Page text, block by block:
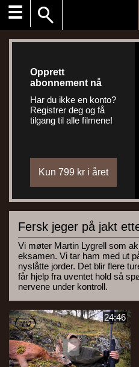
☰
Opprett
abonnement nå
Har du ikke en konto?
Registrer deg og få
tilgang til alle filmene!
Fersk jeger på jakt
Vi møter Martin Lygrell som
eksamen. Vi tar ham med ut
nyslåtte jorder. Det blir flere
får hjelp fra uventet hold så
nervene under kontroll.
24:46